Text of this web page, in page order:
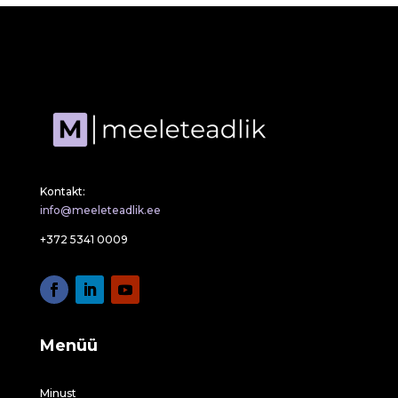
Kontakt:
info@meeleteadlik.ee
+372 5341 0009
Menüü
Minust